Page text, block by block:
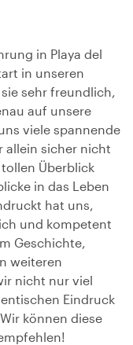
in Playa del
in unseren
sehr freundlich,
auf unsere
viele spannende
allein sicher nicht
Überblick
in das Leben
hat uns,
und kompetent
Geschichte,
weiteren
nicht nur viel
Eindruck
können diese